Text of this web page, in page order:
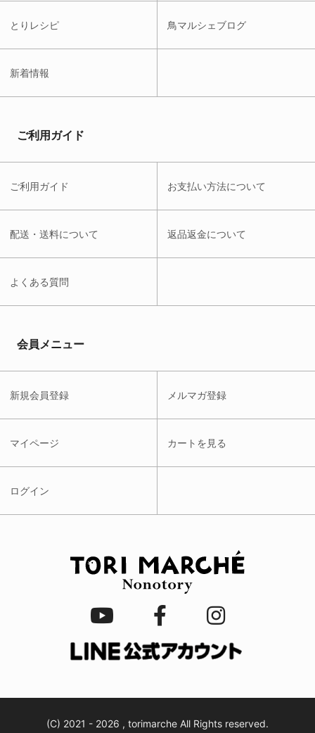
とりレシピ 鳥マルシェブログ
新着情報
ご利用ガイド
ご利用ガイド お支払い方法について
配送・送料について 返品返金について
よくある質問
会員メニュー
新規会員登録 メルマガ登録
マイページ カートを見る
ログイン
(C) 2021 - 2026 , torimarche All Rights reserved.